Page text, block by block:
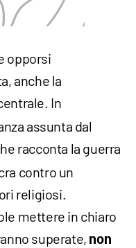
opporsi
anche la
In
assunta dal
racconta la guerra
contro un
religiosi.
mettere in chiaro
superate, non